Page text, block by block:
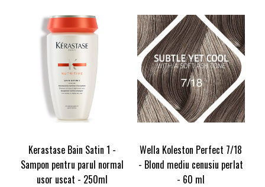
Kerastase Bain Satin 1 -
Sampon pentru parul normal
usor uscat - 250ml
Wella Koleston Perfect 7/18
- Blond mediu cenusiu perlat
- 60 ml